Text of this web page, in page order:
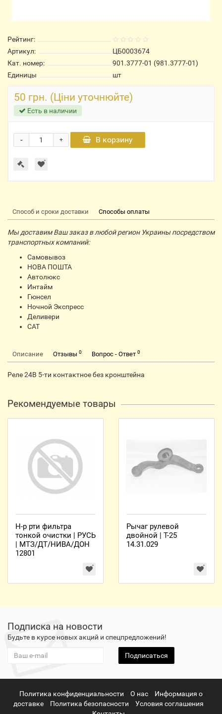
Рейтинг:
Артикул:
ЦБ0003674
Кат. номер:
901.3777-01 (981.3777-01)
Единицы
шт
50 грн. (Ціни уточнюйте)
Есть в наличии
+
- В корзину
Способ и сроки доставки Способы оплаты
Мы доставим Ваш заказ в любой регион Украины посредством
транспортных компаний:
Самовывоз
НОВА ПОШТА
Автолюкс
Интайм
Гюнсел
Ночной Экспресс
Деливери
CАТ
Описание Отзывы 0 Вопрос - Ответ 0
Реле 24В 5-ти контактное без кронштейна
Рекомендуемые товары
Н-р рти фильтра
тонкой очистки | РУСЬ
| МТЗ/ДТ/НИВА/ДОН
12801
Рычаг рулевой
двойной | Т-25
14.31.029
Подписка на новости
Будьте в курсе новых акций и спецпредложений!
Подписаться
Политика конфиденциальности О нас
Информация о
доставке
Политика безопасности
Условия соглашения